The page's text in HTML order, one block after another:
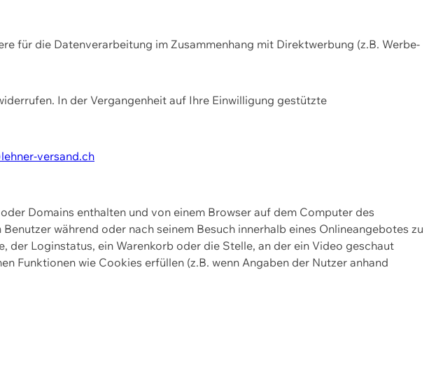
für die Datenverarbeitung im Zusammenhang mit Direktwerbung (z.B. Werbe-
In der Vergangenheit auf Ihre Einwilligung gestützte
versand.ch
Domains enthalten und von einem Browser auf dem Computer des
während oder nach seinem Besuch innerhalb eines Onlineangebotes zu
der Loginstatus, ein Warenkorb oder die Stelle, an der ein Video geschaut
Funktionen wie Cookies erfüllen (z.B. wenn Angaben der Nutzer anhand